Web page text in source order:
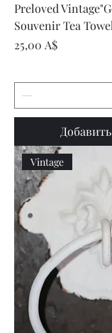
Preloved
Souvenir Tea Towel
Цена
25,00 A$
Vintage